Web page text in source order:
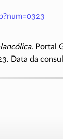
. Portal
Data da